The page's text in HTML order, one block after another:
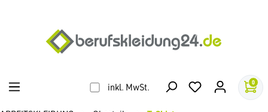
inkl. MwSt. 0